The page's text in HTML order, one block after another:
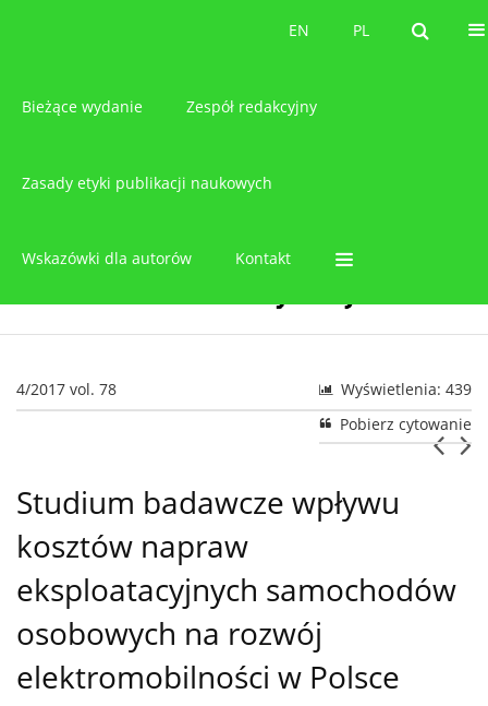
PL
EN PL
EN
Bieżące wydanie Zespół redakcyjny
Zasady etyki publikacji naukowych
Wskazówki dla autorów Kontakt
4/2017 vol. 78
Wyświetlenia: 439
Pobierz cytowanie
Studium badawcze wpływu
kosztów napraw
eksploatacyjnych samochodów
osobowych na rozwój
elektromobilności w Polsce